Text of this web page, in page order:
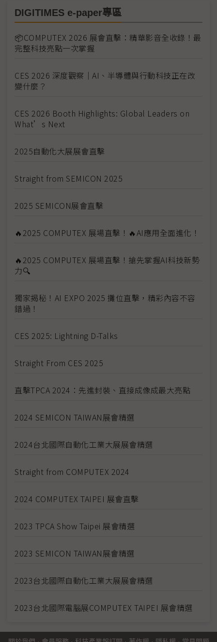
DIGITIMES e-paper專區
📦COMPUTEX 2026 展會直擊：精華影音全收錄！最
完整科技亮點一次掌握
CES 2026 深度觀察｜AI、半導體與行動科技正在改
變什麼？
CES 2026 Booth Highlights: Global Leaders on
What’s Next
2025自動化大展展會直擊
Straight from SEMICON 2025
2025 SEMICON展會直擊
🔥2025 COMPUTEX 展場直擊！🔥AI應用全面進化！
🔥2025 COMPUTEX 展場直擊！搶先掌握AI科技新勢
力🔍
獨家揭秘！AI EXPO 2025 攤位直擊，精彩內容不容
錯過！
CES 2025: Lightning D-Talks
Straight From CES 2025
直擊TPCA 2024：先進封裝、直接成像成最大亮點
2024 SEMICON TAIWAN展會精選
2024台北國際自動化工業大展展會精選
Straight from COMPUTEX 2024
2024 COMPUTEX TAIPEI 展會直擊
2023 TPCA Show Taipei 展會精選
2023 SEMICON TAIWAN展會精選
2023台北國際自動化工業大展展會精選
2023台北國際電腦展COMPUTEX TAIPEI 展會精選